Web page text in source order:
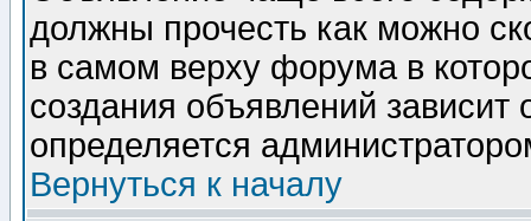
должны прочесть как можно
в самом верху форума в
создания объявлений зависит
определяется
Вернуться к началу